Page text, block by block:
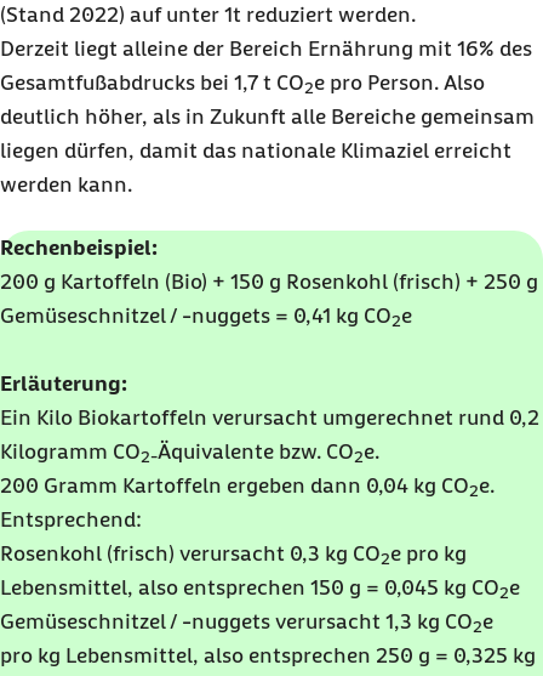
(Stand 2022) auf unter 1t reduziert werden.
Derzeit liegt alleine der Bereich Ernährung mit 16% des
Gesamtfußabdrucks bei 1,7 t CO2e pro Person. Also
deutlich höher, als in Zukunft alle Bereiche gemeinsam
liegen dürfen, damit das nationale Klimaziel erreicht
werden kann.
Rechenbeispiel:
200 g Kartoffeln (Bio) + 150 g Rosenkohl (frisch) + 250 g
Gemüseschnitzel / -nuggets = 0,41 kg CO2e
Erläuterung:
Ein Kilo Biokartoffeln verursacht umgerechnet rund 0,2
Kilogramm CO2-Äquivalente bzw. CO2e.
200 Gramm Kartoffeln ergeben dann 0,04 kg CO2e.
Entsprechend:
Rosenkohl (frisch) verursacht 0,3 kg CO2e pro kg
Lebensmittel, also entsprechen 150 g = 0,045 kg CO2e
Gemüseschnitzel / -nuggets verursacht 1,3 kg CO2e
pro kg Lebensmittel, also entsprechen 250 g = 0,325 kg